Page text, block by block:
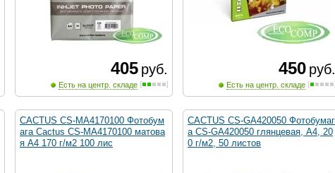
405 руб.
Есть на центр. складе
450 руб.
Есть на центр. складе
CACTUS CS-MA4170100 Фотобум
ага Cactus CS-MA4170100 матова
я A4 170 г/м2 100 лис
CACTUS CS-GA420050 Фотобумаг
а CS-GA420050 глянцевая, А4, 20
0 г/м2, 50 листов